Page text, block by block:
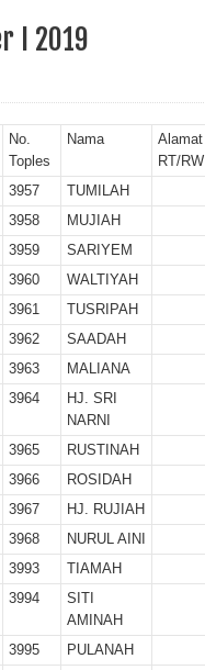
II 2025
2025
II 2025
II 2025
II 2025
II 2025
II 2025
II 2025
2025
II 2025
II 2025
2025
II 2025
I 2019
No.
Toples
Nama
Alamat
RT/RW
3957 TUMILAH
3958 MUJIAH
3959 SARIYEM
3960 WALTIYAH
3961 TUSRIPAH
3962 SAADAH
3963 MALIANA
3964
HJ. SRI
NARNI
3965 RUSTINAH
3966 ROSIDAH
3967 HJ. RUJIAH
3968 NURUL AINI
3993 TIAMAH
3994
SITI
AMINAH
3995 PULANAH